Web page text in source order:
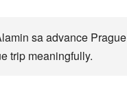
sa advance Prague
trip meaningfully.